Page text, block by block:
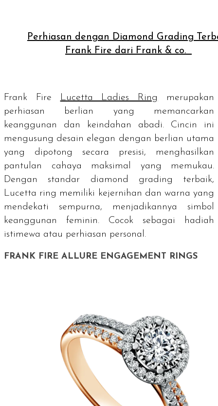
Perhiasan dengan Diamond Grading
Frank Fire dari Frank & co.
Frank Fire Lucetta Ladies Ring
merupakan
perhiasan berlian yang memancarkan
keanggunan dan keindahan abadi. Cincin ini
mengusung desain elegan dengan berlian utama
yang dipotong secara presisi, menghasilkan
pantulan cahaya maksimal yang memukau.
Dengan standar diamond grading terbaik,
Lucetta ring memiliki kejernihan dan warna yang
mendekati sempurna, menjadikannya simbol
keanggunan feminin. Cocok sebagai hadiah
istimewa atau perhiasan personal.
FRANK FIRE ALLURE ENGAGEMENT RINGS